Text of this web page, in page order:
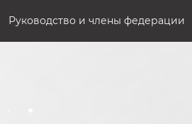
Руководство и члены федерации